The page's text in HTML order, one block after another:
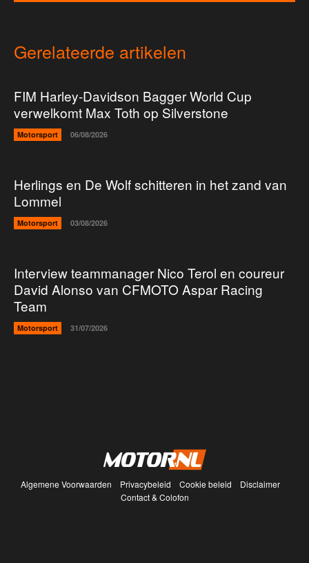
Gerelateerde artikelen
FIM Harley-Davidson Bagger World Cup
verwelkomt Max Toth op Silverstone
Motorsport 06/08/2026
Herlings en De Wolf schitteren in het zand van
Lommel
Motorsport 03/08/2026
Interview teammanager Nico Terol en coureur
David Alonso van CFMOTO Aspar Racing
Team
Motorsport 31/07/2026
Algemene Voorwaarden Privacybeleid Cookie beleid
Disclaimer
Contact & Colofon